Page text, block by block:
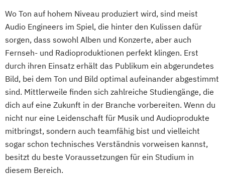
Wo Ton auf hohem Niveau produziert wird, sind meist
Audio Engineers im Spiel, die hinter den Kulissen dafür
sorgen, dass sowohl Alben und Konzerte, aber auch
Fernseh- und Radioproduktionen perfekt klingen. Erst
durch ihren Einsatz erhält das Publikum ein abgerundetes
Bild, bei dem Ton und Bild optimal aufeinander abgestimmt
sind. Mittlerweile finden sich zahlreiche Studiengänge, die
dich auf eine Zukunft in der Branche vorbereiten. Wenn du
nicht nur eine Leidenschaft für Musik und Audioprodukte
mitbringst, sondern auch teamfähig bist und vielleicht
sogar schon technisches Verständnis vorweisen kannst,
besitzt du beste Voraussetzungen für ein Studium in
diesem Bereich.